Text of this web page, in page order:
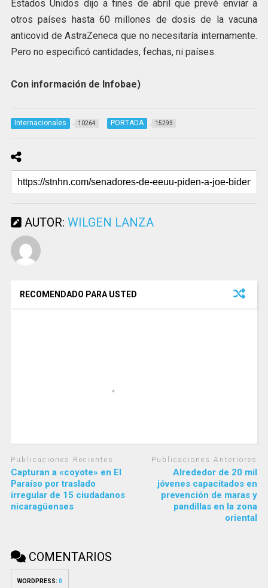
Estados Unidos dijo a fines de abril que prevé enviar a
otros países hasta 60 millones de dosis de la vacuna
anticovid de AstraZeneca que no necesitaría internamente.
Pero no especificó cantidades, fechas, ni países.
Con información de Infobae)
Internacionales 10264 PORTADA 15293
AUTOR: WILGEN LANZA
RECOMENDADO PARA USTED
Publicaciones Recientes
Capturan a «coyote» en El
Paraíso por traslado
irregular de 15 ciudadanos
nicaragüenses
Publicaciones Anteriores
Alrededor de 20 mil
jóvenes capacitados en
prevención de maras y
pandillas en la zona
oriental
COMENTARIOS
WORDPRESS: 0